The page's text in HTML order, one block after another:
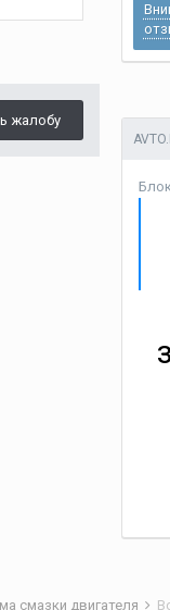
жалобу
смазки двигателя